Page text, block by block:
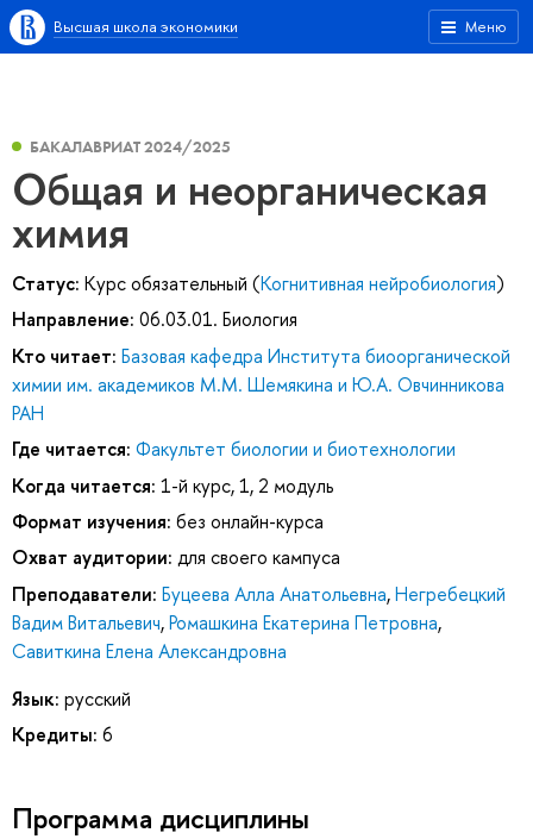
Меню
Высшая школа экономики
БАКАЛАВРИАТ 2024/2025
Общая и неорганическая
химия
Статус: Курс обязательный (Когнитивная нейробиология)
Направление: 06.03.01. Биология
Кто читает: Базовая кафедра Института биоорганической
химии им. академиков М.М. Шемякина и Ю.А. Овчинникова
РАН
Где читается: Факультет биологии и биотехнологии
Когда читается: 1-й курс, 1, 2 модуль
Формат изучения: без онлайн-курса
Охват аудитории: для своего кампуса
Преподаватели: Буцеева Алла Анатольевна,Негребецкий
Вадим Витальевич,Ромашкина Екатерина Петровна,
Савиткина Елена Александровна
Язык: русский
Кредиты: 6
Программа дисциплины